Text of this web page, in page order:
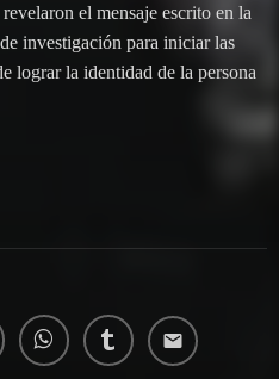
el mensaje escrito en la
investigación para iniciar las
lograr la identidad de la persona
email